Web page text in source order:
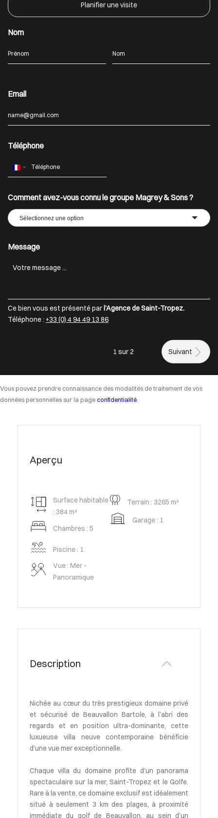
Planifier une visite
Nom
Email
Téléphone
France
Comment avez-vous connu le groupe Magrey & Sons ?
Sélectionnez une option
Message
Ce bien vous est présenté par l’Agence de Saint-Tropez.
Téléphone : +33 (0) 4 94 49 13 86
1 sur 2 Suivant
Vous pouvez prendre connaissance des modalités de traitement de vos
données personnelles sur la page confidentialité.
Aperçu
Surface habitable
: 384 m²
Chambres : 5
Piscine : 1
Vue : Mer -
Panoramique
Terrain : 3265 m²
Garage : 1
Description
Nichée au cœur du très prestigieux domaine privé
et sécurisé de Beauvallon Bartole, à l’abri des
regards et en position ultra-dominante, cette
luxueuse villa neuve contemporaine bénéficie
d’une vue mer exceptionnelle.
Chaque villa du domaine profite d’un panorama
spectaculaire sur la mer, Saint-Tropez et le Golfe.
Rare à la vente, ce domaine exclusif est idéalement
situé à seulement 3 km des plages, à proximité
immédiate du golf de Beauvallon, au sein d’un